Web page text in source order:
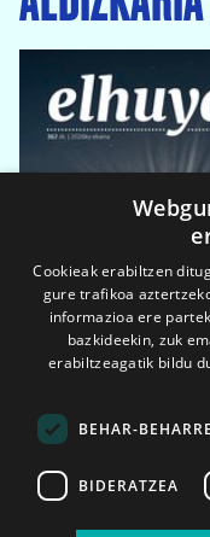
2026ko eka. 1a
Cookieak erabiltzen
gure trafikoa
informazioa ere
bazkideekin, zuk
erabiltzeagatik bildu
BEHAR-
BIDERATZEA